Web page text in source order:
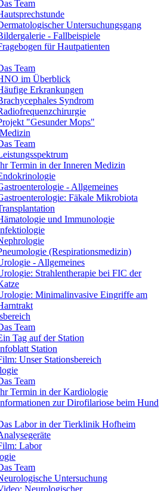
Team
Untersuchungsgang
- Fallbeispiele
für Hautpatienten
Team
im Überblick
Erkrankungen
Syndrom
"Gesunder Mops"
Team
Termin in der Inneren Medizin
- Allgemeines
Fäkale Mikrobiota
und Immunologie
(Respirationsmedizin)
- Allgemeines
Strahlentherapie bei FIC der
Minimalinvasive Eingriffe am
Team
Tag auf der Station
Station
Unser Stationsbereich
Team
Termin in der Kardiologie
zur Dirofilariose beim Hund
Labor in der Tierklinik Hofheim
Labor
Team
Untersuchung
Neurologischer